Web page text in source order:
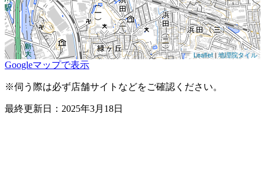
Leaflet|地理院タイル
Googleマップで表示
※伺う際は必ず店舗サイトなどをご確認ください。
最終更新日：2025年3月18日